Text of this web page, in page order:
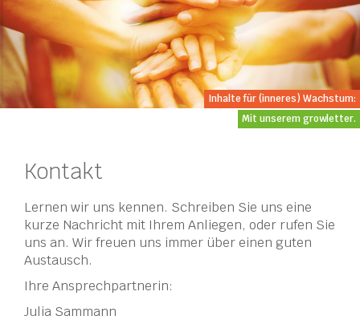
Inhalte für (inneres) Wachstum:
Mit unserem growletter.
Kontakt
Lernen wir uns kennen. Schreiben Sie uns eine
kurze Nachricht mit Ihrem Anliegen, oder rufen Sie
uns an. Wir freuen uns immer über einen guten
Austausch.
Ihre Ansprechpartnerin:
Julia Sammann